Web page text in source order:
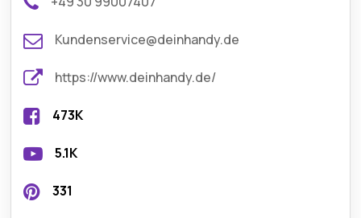
Kundenservice@deinhandy.de
https://www.deinhandy.de/
473K
5.1K
331